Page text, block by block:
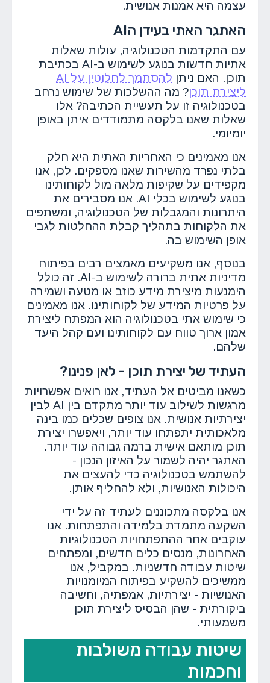
עצמה היא אמנות אנושית.
האתגר האתי בעידן הAI
עם התקדמות הטכנולוגיה, עולות שאלות
אתיות חדשות בנוגע לשימוש ב-AI בכתיבת
תוכן. האם ניתן
להסתמך לחלוטין על AI
ליצירת תוכן? מה ההשלכות של שימוש נרחב
בטכנולוגיה זו על תעשיית הכתיבה? אלו
שאלות שאנו בלקסה מתמודדים איתן באופן
יומיומי.
אנו מאמינים כי האחריות האתית היא חלק
בלתי נפרד מהשירות שאנו מספקים. לכן, אנו
מקפידים על שקיפות מלאה מול לקוחותינו
בנוגע לשימוש בכלי AI. אנו מסבירים את
היתרונות והמגבלות של הטכנולוגיה, ומשתפים
את הלקוחות בתהליך קבלת ההחלטות לגבי
אופן השימוש בה.
בנוסף, אנו משקיעים מאמצים רבים בפיתוח
מדיניות אתית ברורה לשימוש ב-AI. זה כולל
הימנעות מיצירת מידע כוזב או מטעה ושמירה
על פרטיות המידע של לקוחותינו. אנו מאמינים
כי שימוש אתי בטכנולוגיה הוא המפתח ליצירת
אמון ארוך טווח עם לקוחותינו ועם קהל היעד
שלהם.
העתיד של יצירת תוכן - לאן פנינו?
כשאנו מביטים אל העתיד, אנו רואים אפשרויות
מרגשות לשילוב עוד יותר מתקדם בין AI לבין
יצירתיות אנושית. אנו צופים שכלים כמו בינה
מלאכותית יתפתחו עוד יותר, ויאפשרו יצירת
תוכן מותאם אישית ברמה גבוהה עוד יותר.
האתגר יהיה לשמור על האיזון הנכון -
להשתמש בטכנולוגיה כדי להעצים את
היכולות האנושיות, ולא להחליף אותן.
אנו בלקסה מתכוננים לעתיד זה על ידי
השקעה מתמדת בלמידה והתפתחות. אנו
עוקבים אחר ההתפתחויות הטכנולוגיות
האחרונות, מנסים כלים חדשים, ומפתחים
שיטות עבודה חדשניות. במקביל, אנו
ממשיכים להשקיע בפיתוח המיומנויות
האנושיות - יצירתיות, אמפתיה, וחשיבה
ביקורתית - שהן הבסיס ליצירת תוכן
משמעותי.
שיטות עבודה משולבות
וחכמות